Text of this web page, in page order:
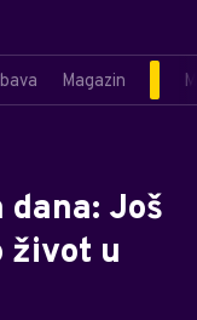
Magazin
Još
život u